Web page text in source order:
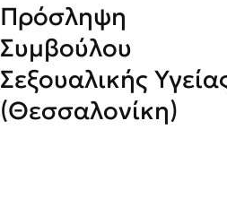
Πρόσληψη
Συμβούλου
Σεξουαλικής
(Θεσσαλονίκη)